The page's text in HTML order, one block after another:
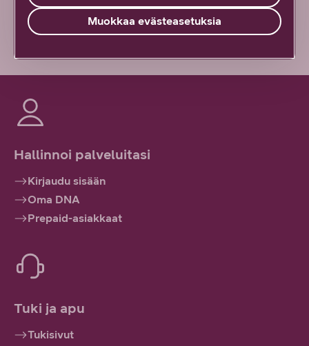
Hallinnoi palveluitasi
Kirjaudu sisään
Oma DNA
Prepaid-asiakkaat
Tuki ja apu
Tukisivut
Muokkaa evästeasetuksia